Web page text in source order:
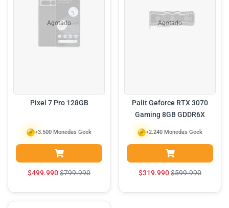
Agotado
Pixel 7 Pro 128GB
$499.990$799.990
+3.500 Monedas Geek
Agotado
Palit Geforce RTX 3070
Gaming 8GB GDDR6X
$319.990$599.990
+2.240 Monedas Geek